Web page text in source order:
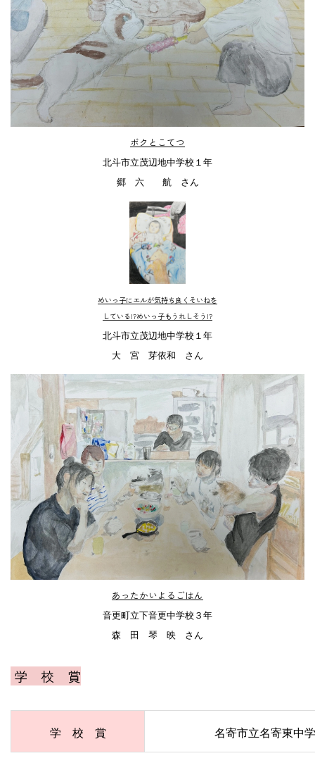
ボクとこてつ
北斗市立茂辺地中学校１年
郷 六 航 さん
めいっ子にエルが気持ち良くそいねを
している!?めいっ子もうれしそう!?
北斗市立茂辺地中学校１年
大 宮 芽依和 さん
あったかいよるごはん
音更町立下音更中学校３年
森 田 琴 映 さん
学 校 賞
学 校 賞 名寄市立名寄東中